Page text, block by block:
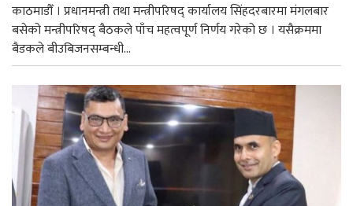
काठमाडौँ । प्रधानमन्त्री तथा मन्त्रीपरिषद् कार्यालय सिंहदरबारमा मंगलबार
बसेको मन्त्रीपरिषद् बैठकले पाँच महत्वपूर्ण निर्णय गरेको छ । यसैक्रममा
बैडकले बीउबिजनसम्बन्धी...